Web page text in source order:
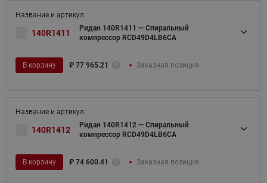
140R1411
Ридан 140R1411 — Спиральный
компрессор RCD49D4LB6CA
В корзину ₽ 77 965.21 Заказная позиция
140R1412
Ридан 140R1412 — Спиральный
компрессор RCD49D4LB6CA
В корзину ₽ 74 600.41 Заказная позиция